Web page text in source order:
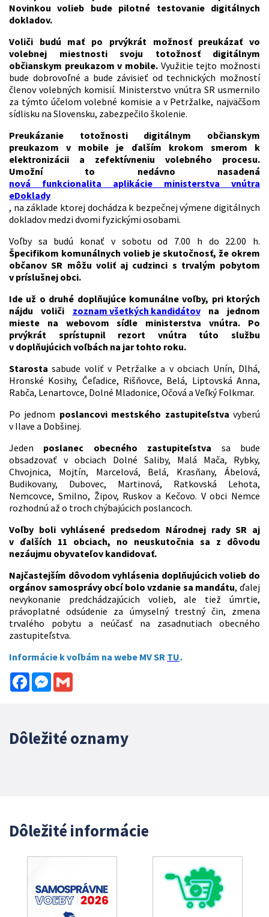
Novinkou volieb bude pilotné testovanie digitálnych
dokladov.
Voliči budú mať po prvýkrát možnosť preukázať vo
volebnej miestnosti svoju totožnosť digitálnym
občianskym preukazom v mobile. Využitie tejto možnosti
bude dobrovoľné a bude závisieť od technických možností
členov volebných komisií. Ministerstvo vnútra SR usmernilo
za týmto účelom volebné komisie a v Petržalke, najväčšom
sídlisku na Slovensku, zabezpečilo školenie.
Preukázanie totožnosti digitálnym občianskym
preukazom v mobile je ďalším krokom smerom k
elektronizácii a zefektívneniu volebného procesu.
Umožní to nedávno nasadená
nová funkcionalita aplikácie ministerstva vnútra
eDoklady
, na základe ktorej dochádza k bezpečnej výmene digitálnych
dokladov medzi dvomi fyzickými osobami.
Voľby sa budú konať v sobotu od 7.00 h do 22.00 h.
Špecifikom komunálnych volieb je skutočnosť, že okrem
občanov SR môžu voliť aj cudzinci s trvalým pobytom
v príslušnej obci.
Ide už o druhé doplňujúce komunálne voľby, pri ktorých
nájdu voliči zoznam všetkých kandidátovna jednom
mieste na webovom sídle ministerstva vnútra. Po
prvýkrát sprístupnil rezort vnútra túto službu
v doplňujúcich voľbách na jar tohto roku.
Starostasabude voliť v Petržalke a v obciach Unín, Dlhá,
Hronské Kosihy, Čeľadice, Rišňovce, Belá, Liptovská Anna,
Rabča, Lenartovce, Dolné Mladonice, Očová a Veľký Folkmar.
Po jednom poslancovi mestského zastupiteľstvavyberú
v Ilave a Dobšinej.
Jeden poslanec obecného zastupiteľstva sa bude
obsadzovať v obciach Dolné Saliby, Malá Mača, Rybky,
Chvojnica, Mojtín, Marcelová, Belá, Krasňany, Ábelová,
Budikovany, Dubovec, Martinová, Ratkovská Lehota,
Nemcovce, Smilno, Žipov, Ruskov a Kečovo. V obci Nemce
rozhodnú až o troch chýbajúcich poslancoch.
Voľby boli vyhlásené predsedom Národnej rady SR aj
v ďalších 11 obciach, no neuskutočnia sa z dôvodu
nezáujmu obyvateľov kandidovať.
Najčastejším dôvodom vyhlásenia doplňujúcich volieb do
orgánov samosprávy obcí bolo vzdanie sa mandátu, ďalej
nevykonanie predchádzajúcich volieb, ale tiež úmrtie,
právoplatné odsúdenie za úmyselný trestný čin, zmena
trvalého pobytu a neúčasť na zasadnutiach obecného
zastupiteľstva.
Informácie k voľbám na webe MV SR TU.
FacebookMessenger
Dôležité oznamy
Dôležité informácie